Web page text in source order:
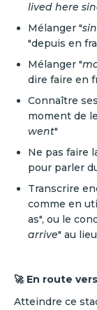
lived here
Mélanger "
"depuis en
Mélanger "
dire faire en
Connaître
moment de
went"
Ne pas faire
pour parler
Transcrire
comme en
as", ou le
arrive" au
🚀 En route
Atteindre ce